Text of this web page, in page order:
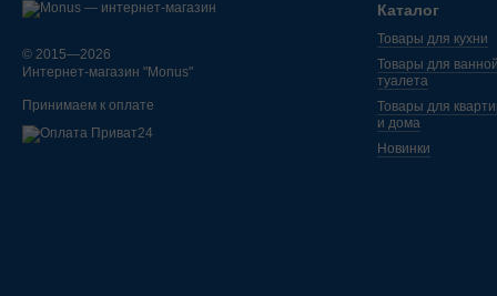
© 2015—2026
Интернет-магазин "Monus"
Принимаем к оплате
Каталог
Товары для кухни
Товары для
туалета
Товары для
и дома
Новинки